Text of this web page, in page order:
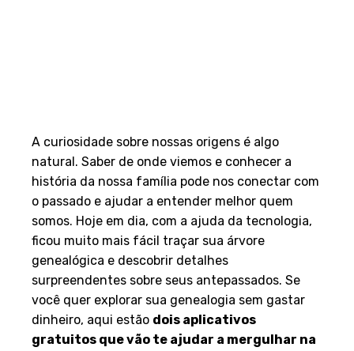
A curiosidade sobre nossas origens é algo
natural. Saber de onde viemos e conhecer a
história da nossa família pode nos conectar com
o passado e ajudar a entender melhor quem
somos. Hoje em dia, com a ajuda da tecnologia,
ficou muito mais fácil traçar sua árvore
genealógica e descobrir detalhes
surpreendentes sobre seus antepassados. Se
você quer explorar sua genealogia sem gastar
dinheiro, aqui estão dois aplicativos
gratuitos que vão te ajudar a mergulhar na